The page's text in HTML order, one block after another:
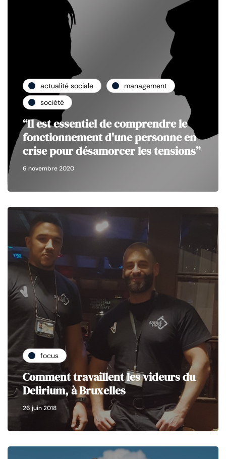
actualité sociale
management
société
“Il est essentiel de comprendre le
fonctionnement d'une personne en
crise pour désamorcer les tensions”
6 novembre 2020
focus
Comment travaillent les videurs du
Delirium, à Bruxelles
26 juin 2018